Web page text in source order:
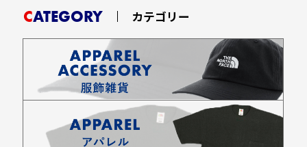
CATEGORY カテゴリー